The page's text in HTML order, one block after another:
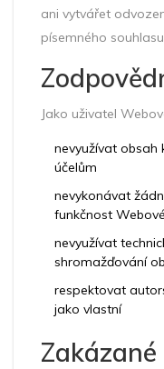
ani vytvářet
písemného
Jako uživatel
nevyužívat obsah
účelům
nevykonávat
funkčnost
nevyužívat
shromažďování
respektovat
jako vlastní